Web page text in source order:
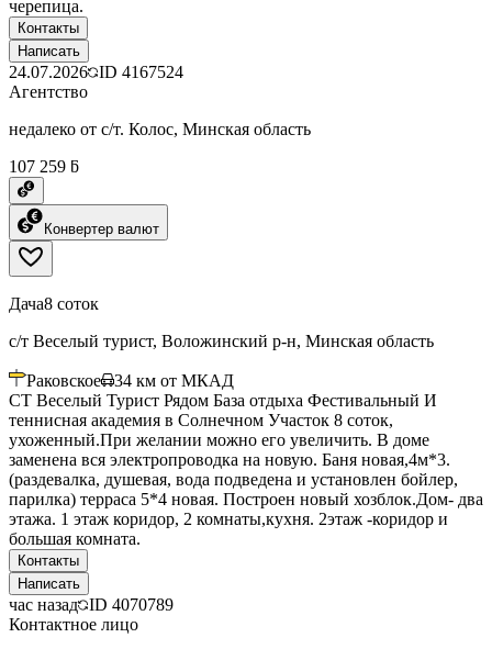
черепица.
Контакты
Написать
24.07.2026 ID 4167524
Агентство
недалеко от с/т. Колос, Минская область
107 259 ƃ
Конвертер валют
Дача8 соток
с/т Веселый турист, Воложинский р-н, Минская область
Раковское 34 км от МКАД
СТ Веселый Турист Рядом База отдыха Фестивальный И
теннисная академия в Солнечном Участок 8 соток,
ухоженный.При желании можно его увеличить. В доме
заменена вся электропроводка на новую. Баня новая,4м*3.
(раздевалка, душевая, вода подведена и установлен бойлер,
парилка) терраса 5*4 новая. Построен новый хозблок.Дом- два
этажа. 1 этаж коридор, 2 комнаты,кухня. 2этаж -коридор и
большая комната.
Контакты
Написать
час назад ID 4070789
Контактное лицо